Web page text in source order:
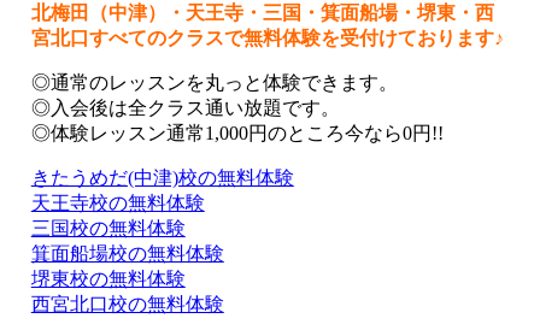
北梅田（中津）・天王寺・三国・箕面船場・堺東・西
宮北口すべてのクラスで無料体験を受付けております♪
◎通常のレッスンを丸っと体験できます。
◎入会後は全クラス通い放題です。
◎体験レッスン通常1,000円のところ今なら0円!!
きたうめだ(中津)校の無料体験
天王寺校の無料体験
三国校の無料体験
箕面船場校の無料体験
堺東校の無料体験
西宮北口校の無料体験